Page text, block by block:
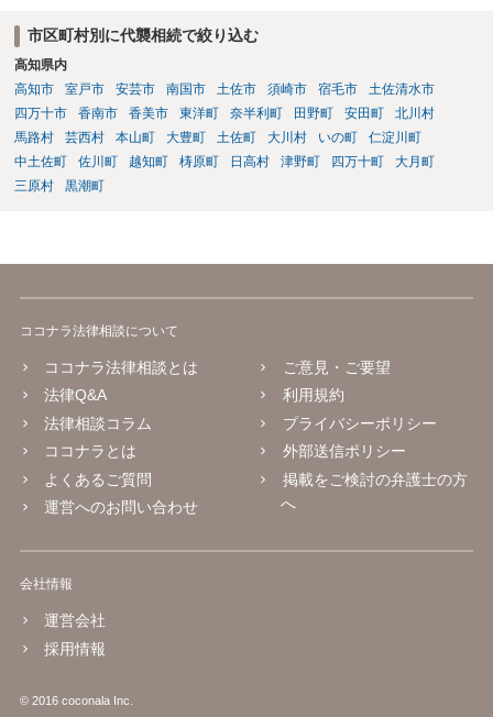
市区町村別に代襲相続で絞り込む
高知県内
高知市
室戸市 安芸市 南国市 土佐市 須崎市 宿毛市
土佐清水市
四万十市
香南市 香美市 東洋町 奈半利町 田野町 安田町
北川村
馬路村
芸西村 本山町 大豊町 土佐町 大川村 いの町
仁淀川町
中土佐町
佐川町 越知町 梼原町 日高村 津野町 四万十町
大月町
三原村
黒潮町
ココナラ法律相談について
ココナラ法律相談とは
法律Q&A
法律相談コラム
ココナラとは
よくあるご質問
運営へのお問い合わせ
ご意見・ご要望
利用規約
プライバシーポリシー
外部送信ポリシー
掲載をご検討の弁護士の方
へ
会社情報
運営会社
採用情報
© 2016 coconala Inc.